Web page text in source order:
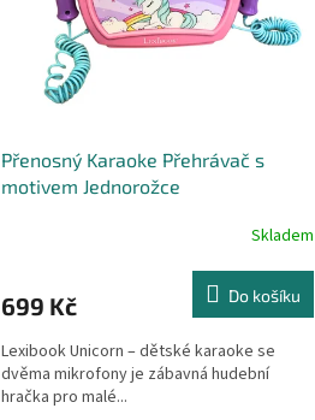
Přenosný Karaoke Přehrávač s
motivem Jednorožce
Skladem
699 Kč Do košíku
Lexibook Unicorn – dětské karaoke se
dvěma mikrofony je zábavná hudební
hračka pro malé...